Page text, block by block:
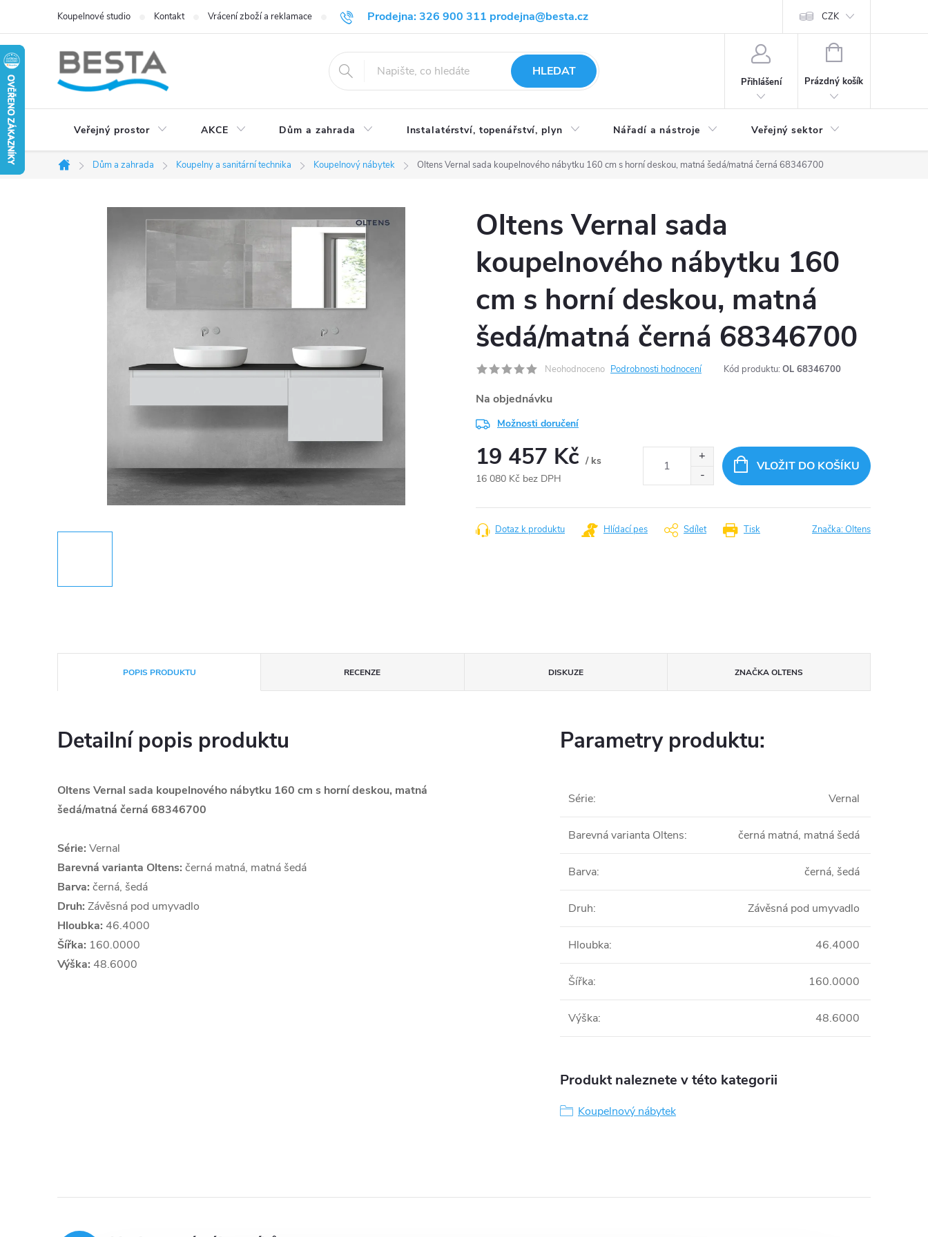
obsah
Prodejna: 326 900 311 prodejna@besta.cz
Koupelnové studio Kontakt Vrácení zboží a reklamace Blog Obchodní podmínky Ochrana osobních údajů CZK
HLEDAT
Přihlášení
NÁKUPNÍ
Prázdný košík
Veřejný prostor AKCE Dům a zahrada Instalatérství, topenářství, plyn Nářadí a nástroje Veřejný sektor
Domů
Dům a zahrada Koupelny a sanitární technika Koupelnový nábytek Oltens Vernal sada koupelnového nábytku 160 cm s horní deskou, matná šedá/matná černá 68346700
Oltens Vernal sada
koupelnového nábytku 160
cm s horní deskou, matná
šedá/matná černá 68346700
Neohodnoceno Podrobnosti hodnocení Kód produktu: OL 68346700
Na objednávku
Možnosti doručení
19 457 Kč / ks
16 080 Kč bez DPH
cena:
VLOŽIT DO KOŠÍKU
Tisk
Dotaz k produktu Hlídací pes Sdílet Značka:Oltens
POPIS PRODUKTU RECENZE DISKUZE ZNAČKAOLTENS
Detailní popis produktu
Oltens Vernal sada koupelnového nábytku 160 cm s horní deskou, matná
šedá/matná černá 68346700
Série: Vernal
Barevná varianta Oltens: černá matná, matná šedá
Barva: černá, šedá
Druh: Závěsná pod umyvadlo
Hloubka: 46.4000
Šířka: 160.0000
Výška: 48.6000
Parametry produktu:
Série: Vernal
Barevná varianta Oltens: černá matná, matná šedá
Barva: černá, šedá
Druh: Závěsná pod umyvadlo
Hloubka: 46.4000
Šířka: 160.0000
Výška: 48.6000
Produkt naleznete v této kategorii
Koupelnový nábytek